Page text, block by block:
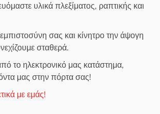
υλικά πλεξίματος, ραπτικής και
σας και κίνητρο την άψογη
σταθερά.
το ηλεκτρονικό μας κατάστημα,
μας στην πόρτα σας!
με εμάς!